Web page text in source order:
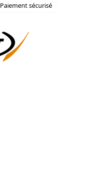
Paiement sécurisé